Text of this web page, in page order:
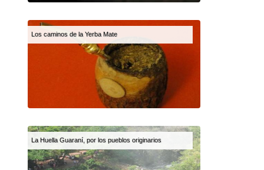
Los caminos de la Yerba Mate
La Huella Guaraní, por los pueblos originarios